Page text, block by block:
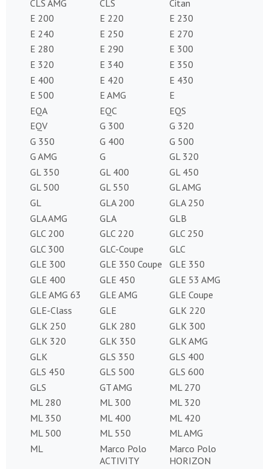
CLS AMG
CLS
Citan
E 200
E 220
E 230
E 240
E 250
E 270
E 280
E 290
E 300
E 320
E 340
E 350
E 400
E 420
E 430
E 500
E AMG
E
EQA
EQC
EQS
EQV
G 300
G 320
G 350
G 400
G 500
G AMG
G
GL 320
GL 350
GL 400
GL 450
GL 500
GL 550
GL AMG
GL
GLA 200
GLA 250
GLA AMG
GLA
GLB
GLC 200
GLC 220
GLC 250
GLC 300
GLC-Coupe
GLC
GLE 300
GLE 350 Coupe
GLE 350
GLE 400
GLE 450
GLE 53 AMG
GLE AMG 63
GLE AMG
GLE Coupe
GLE-Class
GLE
GLK 220
GLK 250
GLK 280
GLK 300
GLK 320
GLK 350
GLK AMG
GLK
GLS 350
GLS 400
GLS 450
GLS 500
GLS 600
GLS
GT AMG
ML 270
ML 280
ML 300
ML 320
ML 350
ML 400
ML 420
ML 500
ML 550
ML AMG
ML
Marco Polo
ACTIVITY
Marco Polo
HORIZON